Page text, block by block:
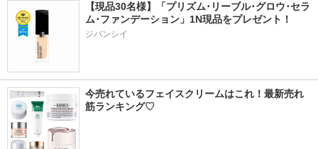
【現品30名様】「プリズム･リーブル･グロウ･セラ
ジバンシイ
今売れているフェイスクリームはこれ！最新売れ
筋ランキング♡